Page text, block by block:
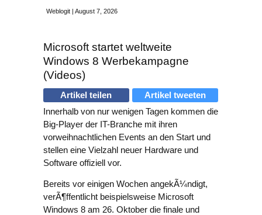
Weblogit | August 7, 2026
Microsoft startet weltweite
Windows 8 Werbekampagne
(Videos)
Artikel teilen
Artikel tweeten
Innerhalb von nur wenigen Tagen kommen die
Big-Player der IT-Branche mit ihren
vorweihnachtlichen Events an den Start und
stellen eine Vielzahl neuer Hardware und
Software offiziell vor.
Bereits vor einigen Wochen angekÃ¼ndigt,
verÃ¶ffentlicht beispielsweise Microsoft
Windows 8 am 26. Oktober die finale und